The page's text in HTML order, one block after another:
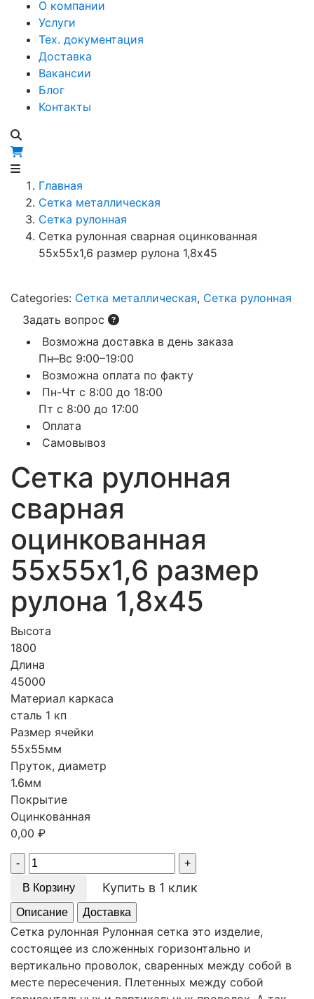
О компании
Услуги
Тех. документация
Доставка
Вакансии
Блог
Контакты
Главная
Сетка металлическая
Сетка рулонная
Сетка рулонная сварная оцинкованная
55х55х1,6 размер рулона 1,8х45
Categories: Сетка металлическая, Сетка рулонная
Задать вопрос
Возможна доставка в день заказа
Пн–Вс 9:00–19:00
Возможна оплата по факту
Пн-Чт с 8:00 до 18:00
Пт с 8:00 до 17:00
Оплата
Самовывоз
Сетка рулонная
сварная
оцинкованная
55х55х1,6 размер
рулона 1,8х45
Высота
1800
Длина
45000
Материал каркаса
сталь 1 кп
Размер ячейки
55х55мм
Пруток, диаметр
1.6мм
Покрытие
Оцинкованная
0,00 ₽
Quantity
В Корзину Купить в 1 клик
Описание Доставка
Сетка рулонная Рулонная сетка это изделие,
состоящее из сложенных горизонтально и
вертикально проволок, сваренных между собой в
месте пересечения. Плетенных между собой